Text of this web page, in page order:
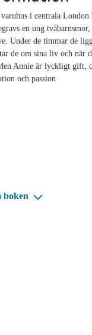
i centrala London
en ung
Under de timmar de
de om sina liv och när
Annie är lyckligt gift,
och passion
boken